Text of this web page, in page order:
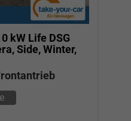
kW Life DSG
Side, Winter,